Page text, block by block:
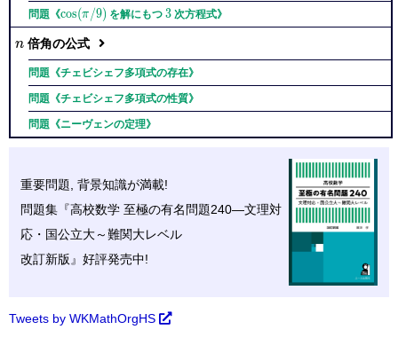
問題《\cos
(\pi
/9)
cos(π /9) を解にもつ 3
3次方程式》
n
n 倍角の公式
問題《チェビシェフ多項式の存在》
問題《チェビシェフ多項式の性質》
問題《ニーヴェンの定理》
重要問題, 背景知識が満載!
問題集『高校数学 至極の有名問題240—文理対
応・ 国公立大～難関大レベル
改訂新版』好評発売中!
Tweets by WKMathOrgHS